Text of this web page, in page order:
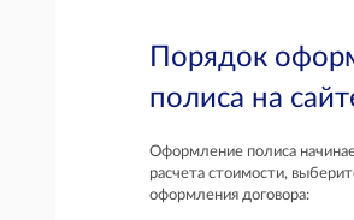
Порядок
полиса на
Оформление полиса
расчета стоимости,
оформления договора: